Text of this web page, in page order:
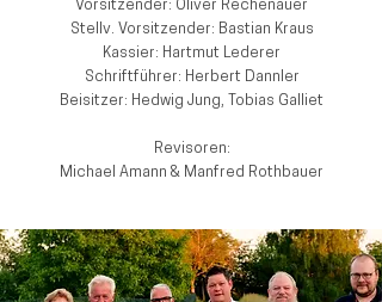
Vorsitzender: Oliver Rechenauer
Stellv. Vorsitzender: Bastian Kraus
Kassier: Hartmut Lederer
Schriftführer: Herbert Dannler
Beisitzer: Hedwig Jung, Tobias Galliet
Revisoren:
Michael Amann & Manfred Rothbauer